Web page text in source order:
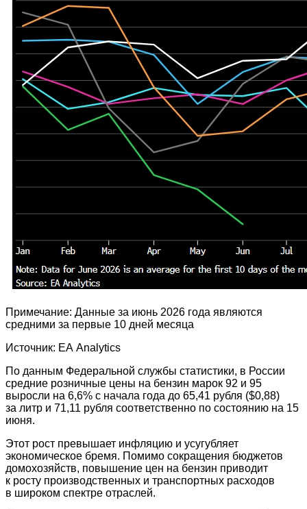
Примечание: Данные за июнь 2026 года являются
средними за первые 10 дней месяца
Источник: EA Analytics
По данным Федеральной службы статистики, в России
средние розничные цены на бензин марок 92 и 95
выросли на 6,6% с начала года до 65,41 рубля ($0,88)
за литр и 71,11 рубля соответственно по состоянию на 15
июня.
Этот рост превышает инфляцию и усугубляет
экономическое бремя. Помимо сокращения бюджетов
домохозяйств, повышение цен на бензин приводит
к росту производственных и транспортных расходов
в широком спектре отраслей.